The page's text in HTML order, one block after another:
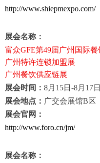
http://www.shiepmexpo.com/
展会名称：
富众GFE第49届广州国际
广州特许连锁加盟展
广州餐饮供应链展
展会时间： 8月 15日 -8月 17日
展会地点： 广交会展馆B区
展会官网：
http://www.foro.cn/jm/
展会名称：